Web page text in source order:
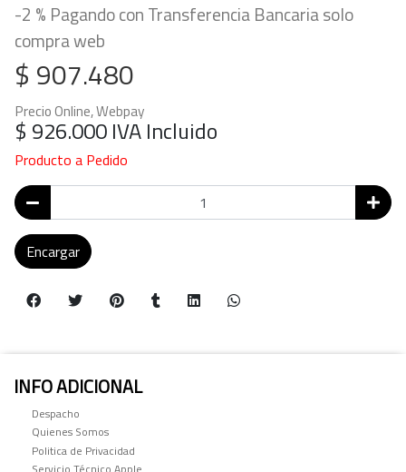
-2 % Pagando con Transferencia Bancaria solo
compra web
$ 907.480
Precio Online, Webpay
$ 926.000IVA Incluido
Producto a Pedido
Encargar
INFO ADICIONAL
Despacho
Quienes Somos
Politica de Privacidad